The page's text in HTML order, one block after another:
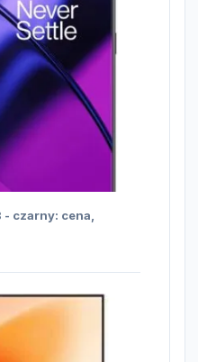
- czarny: cena,